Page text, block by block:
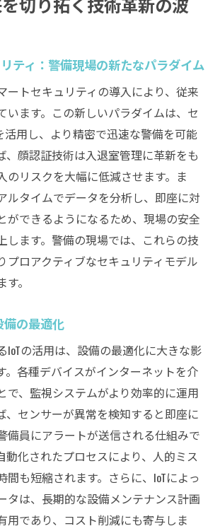
技術の導入で強化される警備シス
おけるAIとロボットの可能性
システムの進化とその効果
ィクスが警備業務を変える瞬間
備ロボットの導入事例
る脅威予測とリスク管理
の自動化を促進する技術
のコラボレーションによる新しい警
に求められる新たなスキルセット
ルリテラシーが求められる警備の現
ケーション能力と警備の現場
ーセキュリティの基礎知識の重要性
応する柔軟性と適応力
働くためのスキル強化
対応力が必要とされる警備シーン
：デジタル化がもたらす変革
技術が変える警備プロセス
ドとモバイルが警備業務を革新
ルツイン技術による警備の新たなス
ティ：警備現場の新たなパラダイム
ートセキュリティの導入により、従来
います。この新しいパラダイムは、セ
活用し、より精密で迅速な警備を可能
、顔認証技術は入退室管理に革新をも
のリスクを大幅に低減させます。ま
ルタイムでデータを分析し、即座に対
ができるようになるため、現場の安全
します。警備の現場では、これらの技
プロアクティブなセキュリティモデル
。
備の最適化
IoTの活用は、設備の最適化に大きな影
。各種デバイスがインターネットを介
で、監視システムがより効率的に運用
、センサーが異常を検知すると即座に
備員にアラートが送信される仕組みで
動化されたプロセスにより、人的ミス
間も短縮されます。さらに、IoTによっ
タは、長期的な設備メンテナンス計画
用であり、コスト削減にも寄与しま